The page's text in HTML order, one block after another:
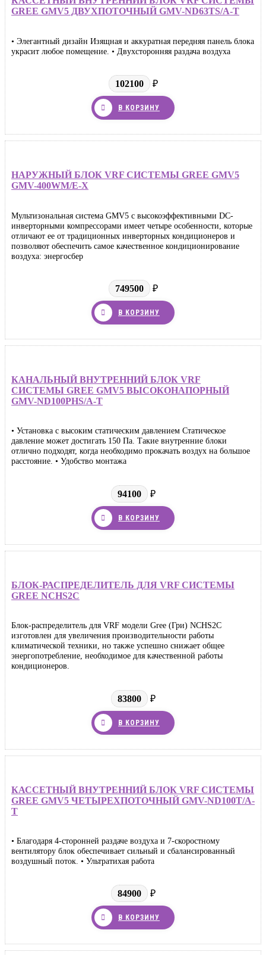
GREE GMV5 ДВУХПОТОЧНЫЙ GMV-ND63TS/A-T
• Элегантный дизайн Изящная и аккуратная передняя панель блока
украсит любое помещение. • Двухсторонняя раздача воздуха
102100 ₽
В КОРЗИНУ
НАРУЖНЫЙ БЛОК VRF СИСТЕМЫ GREE GMV5
GMV-400WM/E-X
Мультизональная система GMV5 с высокоэффективными DC-
инверторными компрессорами имеет четыре особенности, которые
отличают ее от традиционных инверторных кондиционеров и
позволяют обеспечить самое качественное кондиционирование
воздуха: энергосбер
749500 ₽
В КОРЗИНУ
КАНАЛЬНЫЙ ВНУТРЕННИЙ БЛОК VRF
СИСТЕМЫ GREE GMV5 ВЫСОКОНАПОРНЫЙ
GMV-ND100PHS/A-T
• Установка с высоким статическим давлением Статическое
давление может достигать 150 Па. Такие внутренние блоки
отлично подходят, когда необходимо прокачать воздух на большое
расстояние. • Удобство монтажа
94100 ₽
В КОРЗИНУ
БЛОК-РАСПРЕДЕЛИТЕЛЬ ДЛЯ VRF СИСТЕМЫ
GREE NCHS2C
Блок-распределитель для VRF модели Gree (Гри) NCHS2C
изготовлен для увеличения производительности работы
климатической техники, но также успешно снижает общее
энергопотребление, необходимое для качественной работы
кондиционеров.
83800 ₽
В КОРЗИНУ
КАССЕТНЫЙ ВНУТРЕННИЙ БЛОК VRF СИСТЕМЫ
GREE GMV5 ЧЕТЫРЕХПОТОЧНЫЙ GMV-ND100T/A-
T
• Благодаря 4-сторонней раздаче воздуха и 7-скоростному
вентилятору блок обеспечивает сильный и сбалансированный
воздушный поток. • Ультратихая работа
84900 ₽
В КОРЗИНУ